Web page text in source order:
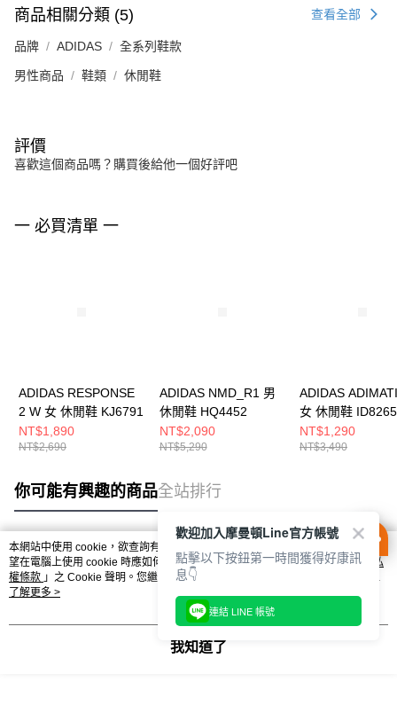
商品相關分類 (5) 查看全部
品牌 ADIDAS 全系列鞋款
男性商品 鞋類 休閒鞋
評價
喜歡這個商品嗎？購買後給他一個好評吧
一 必買清單 一
ADIDAS RESPONSE
2 W 女 休閒鞋 KJ6791
NT$1,890
NT$2,690
ADIDAS NMD_R1 男
休閒鞋 HQ4452
NT$2,090
NT$5,290
ADIDAS
女 休閒鞋 ID8265
NT$1,290
NT$3,490
你可能有興趣的商品全站排行
熱門標籤
本網站中使用 cookie，欲查詢有關本網站使用 cookie 方式之詳情，及若您不希
望在電腦上使用 cookie 時應如何變更電腦的 cookie 設定，請參閱本網站「
隱私
權條款 」之 Cookie 聲明。您繼續使用本網站即表示您同意本公司得按本網站使
用條款之 Cookie 聲明使用 cookie。
了解更多 >
我知道了
歡迎加入摩曼頓Line官方帳號
點擊以下按鈕第一時間獲得好康訊
息👇
連結 LINE 帳號